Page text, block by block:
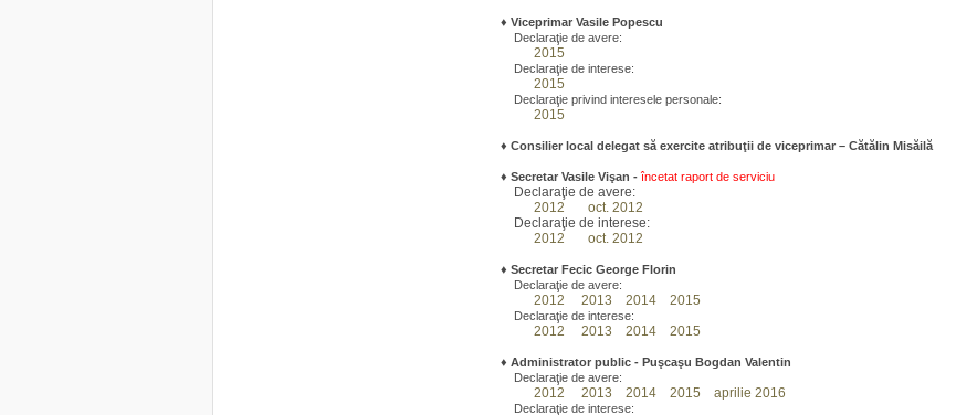
♦ Viceprimar Vasile Popescu
Declaraţie de avere:
2015
Declaraţie de interese:
2015
Declaraţie privind interesele personale:
2015
♦ Consilier local delegat să exercite atribuţii de viceprimar – Cătălin Misăilă
♦ Secretar Vasile Vişan - încetat raport de serviciu
Declaraţie de avere:
2012
oct. 2012
Declaraţie de interese:
2012
oct. 2012
♦ Secretar Fecic George Florin
Declaraţie de avere:
2012 2013 2014 2015
Declaraţie de interese:
2012 2013 2014 2015
♦ Administrator public - Puşcaşu Bogdan Valentin
Declaraţie de avere:
2012 2013 2014 2015 aprilie 2016
Declaraţie de interese: